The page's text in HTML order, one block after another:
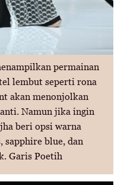
permainan
lembut seperti rona
akan menonjolkan
Namun jika ingin
beri opsi warna
sapphire blue, dan
Garis Poetih